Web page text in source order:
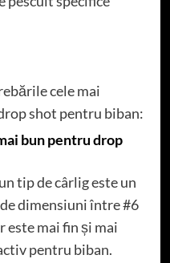
cele mai
shot pentru biban:
bun pentru drop
tip de cârlig este un
dimensiuni între #6
este mai fin și mai
pentru biban.